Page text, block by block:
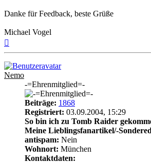
Danke für Feedback, beste Grüße
Michael Vogel
Nemo
-=Ehrenmitglied=-
Beiträge: 1868
Registriert: 03.09.2004, 15:29
So bin ich zu Tomb Raider
Meine Lieblingsfanartikel/-
antispam: Nein
Wohnort: München
Kontaktdaten: